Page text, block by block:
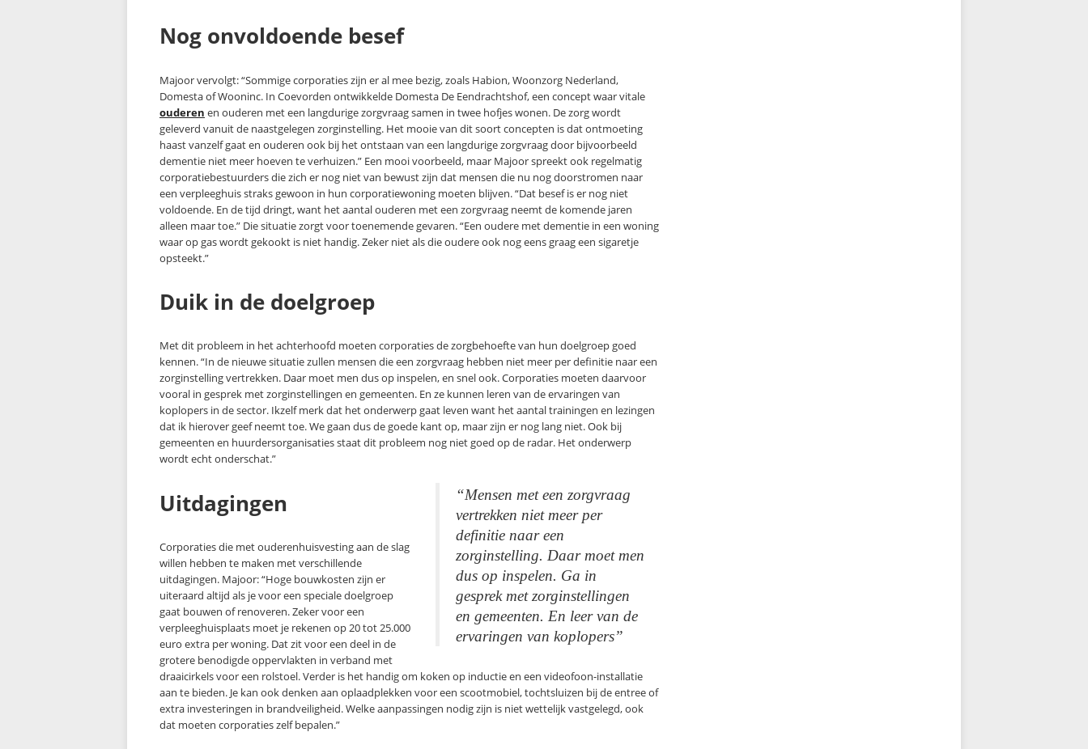
Nog onvoldoende besef
Majoor vervolgt: “Sommige corporaties zijn er al mee bezig, zoals Habion, Woonzorg Nederland,
Domesta of Wooninc. In Coevorden ontwikkelde Domesta De Eendrachtshof, een concept waar vitale
ouderen en ouderen met een langdurige zorgvraag samen in twee hofjes wonen. De zorg wordt
geleverd vanuit de naastgelegen zorginstelling. Het mooie van dit soort concepten is dat ontmoeting
haast vanzelf gaat en ouderen ook bij het ontstaan van een langdurige zorgvraag door bijvoorbeeld
dementie niet meer hoeven te verhuizen.” Een mooi voorbeeld, maar Majoor spreekt ook regelmatig
corporatiebestuurders die zich er nog niet van bewust zijn dat mensen die nu nog doorstromen naar
een verpleeghuis straks gewoon in hun corporatiewoning moeten blijven. “Dat besef is er nog niet
voldoende. En de tijd dringt, want het aantal ouderen met een zorgvraag neemt de komende jaren
alleen maar toe.” Die situatie zorgt voor toenemende gevaren. “Een oudere met dementie in een woning
waar op gas wordt gekookt is niet handig. Zeker niet als die oudere ook nog eens graag een sigaretje
opsteekt.”
Duik in de doelgroep
Met dit probleem in het achterhoofd moeten corporaties de zorgbehoefte van hun doelgroep goed
kennen. “In de nieuwe situatie zullen mensen die een zorgvraag hebben niet meer per definitie naar een
zorginstelling vertrekken. Daar moet men dus op inspelen, en snel ook. Corporaties moeten daarvoor
vooral in gesprek met zorginstellingen en gemeenten. En ze kunnen leren van de ervaringen van
koplopers in de sector. Ikzelf merk dat het onderwerp gaat leven want het aantal trainingen en lezingen
dat ik hierover geef neemt toe. We gaan dus de goede kant op, maar zijn er nog lang niet. Ook bij
gemeenten en huurdersorganisaties staat dit probleem nog niet goed op de radar. Het onderwerp
wordt echt onderschat.”
“Mensen met een zorgvraag
vertrekken niet meer per
definitie naar een
zorginstelling. Daar moet men
dus op inspelen. Ga in
gesprek met zorginstellingen
en gemeenten. En leer van de
ervaringen van koplopers”
Uitdagingen
Corporaties die met ouderenhuisvesting aan de slag
willen hebben te maken met verschillende
uitdagingen. Majoor: “Hoge bouwkosten zijn er
uiteraard altijd als je voor een speciale doelgroep
gaat bouwen of renoveren. Zeker voor een
verpleeghuisplaats moet je rekenen op 20 tot 25.000
euro extra per woning. Dat zit voor een deel in de
grotere benodigde oppervlakten in verband met
draaicirkels voor een rolstoel. Verder is het handig om koken op inductie en een videofoon-installatie
aan te bieden. Je kan ook denken aan oplaadplekken voor een scootmobiel, tochtsluizen bij de entree of
extra investeringen in brandveiligheid. Welke aanpassingen nodig zijn is niet wettelijk vastgelegd, ook
dat moeten corporaties zelf bepalen.”